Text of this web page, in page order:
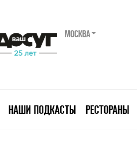
МОСКВА
НАШИ ПОДКАСТЫ РЕСТОРАНЫ